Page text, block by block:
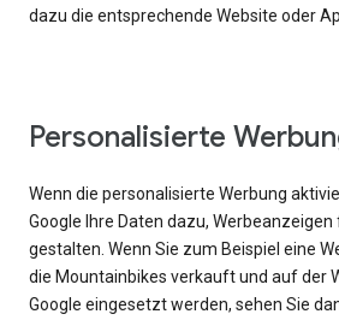
dazu die entsprechende Website oder
Personalisierte
Wenn die personalisierte Werbung
Google Ihre Daten dazu,
gestalten. Wenn Sie zum Beispiel eine
die Mountainbikes verkauft und auf der
Google eingesetzt werden, sehen Sie